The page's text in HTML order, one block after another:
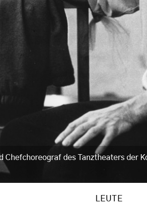
des Tanztheaters der
LEUTE